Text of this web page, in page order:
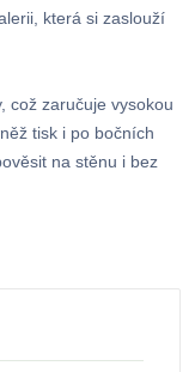
která si zaslouží
což zaručuje vysokou
tisk i po bočních
na stěnu i bez